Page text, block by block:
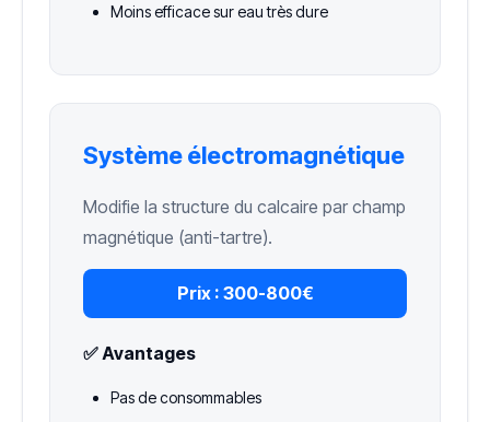
Moins efficace sur eau très dure
Système électromagnétique
Modifie la structure du calcaire par champ
magnétique (anti-tartre).
Prix : 300-800€
✅ Avantages
Pas de consommables